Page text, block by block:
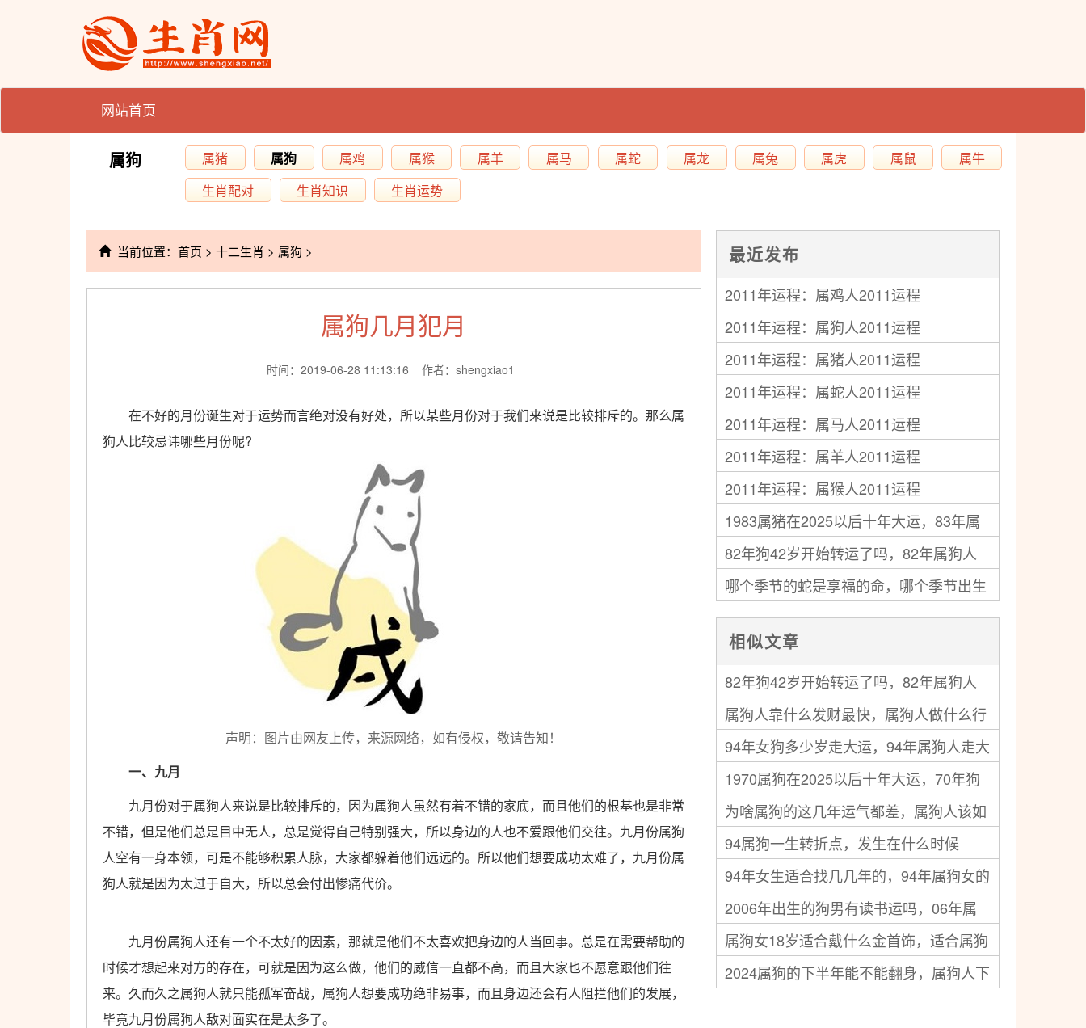
网站首页
属狗 属猪 属狗 属鸡 属猴 属羊 属马 属蛇 属龙 属兔 属虎 属鼠
属牛
生肖配对
生肖知识 生肖运势
当前位置： 首页 > 十二生肖 > 属狗 >
属狗几月犯月
时间：2019-06-28 11:13:16 作者：shengxiao1
在不好的月份诞生对于运势而言绝对没有好处，所以某些月份对于我们来说是比较排斥的。那么属
狗人比较忌讳哪些月份呢?
声明：图片由网友上传，来源网络，如有侵权，敬请告知！
一、九月
九月份对于属狗人来说是比较排斥的，因为属狗人虽然有着不错的家底，而且他们的根基也是非常
不错，但是他们总是目中无人，总是觉得自己特别强大，所以身边的人也不爱跟他们交往。九月份属狗
人空有一身本领，可是不能够积累人脉，大家都躲着他们远远的。所以他们想要成功太难了，九月份属
狗人就是因为太过于自大，所以总会付出惨痛代价。
九月份属狗人还有一个不太好的因素，那就是他们不太喜欢把身边的人当回事。总是在需要帮助的
时候才想起来对方的存在，可就是因为这么做，他们的威信一直都不高，而且大家也不愿意跟他们往
来。久而久之属狗人就只能孤军奋战，属狗人想要成功绝非易事，而且身边还会有人阻拦他们的发展，
毕竟九月份属狗人敌对面实在是太多了。
最近发布
2011年运程：属鸡人2011运程
2011年运程：属狗人2011运程
2011年运程：属猪人2011运程
2011年运程：属蛇人2011运程
2011年运程：属马人2011运程
2011年运程：属羊人2011运程
2011年运程：属猴人2011运程
1983属猪在2025以后十年大运，83年属
猪人未来十年运气
82年狗42岁开始转运了吗，82年属狗人
中年运势走向如何
哪个季节的蛇是享福的命，哪个季节出生
的蛇最好命
相似文章
82年狗42岁开始转运了吗，82年属狗人
中年运势走向如何
属狗人靠什么发财最快，属狗人做什么行
业发财快
94年女狗多少岁走大运，94年属狗人走大
运的时间
1970属狗在2025以后十年大运，70年狗
未来十年运势发展如何
为啥属狗的这几年运气都差，属狗人该如
何转运
94属狗一生转折点，发生在什么时候
94年女生适合找几几年的，94年属狗女的
最佳婚配对象
2006年出生的狗男有读书运吗，06年属
狗男一生学业运势如何
属狗女18岁适合戴什么金首饰，适合属狗
女的吉祥物
2024属狗的下半年能不能翻身，属狗人下